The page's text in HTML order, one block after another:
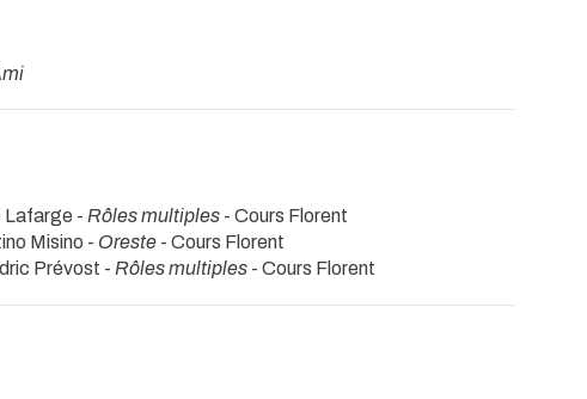
Lafarge - Rôles multiples - Cours Florent
Misino - Oreste - Cours Florent
Prévost - Rôles multiples - Cours Florent